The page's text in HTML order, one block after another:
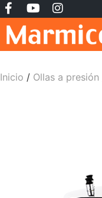
Inicio / Ollas a presión